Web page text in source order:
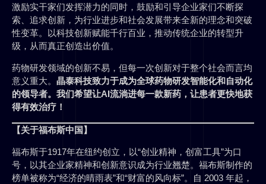
激励实干家们发挥潜力的同时，鼓励和引导企业家们不断探
索、追求创新，为行业进步和社会发展带来全新的理念和突破
性变革。以科技创新赋能千行百业，推动传统企业的转型升
级，从而真正创造出价值。
药物研发领域的创新不易，但每一次创新对于整个社会而言均
意义重大。 晶泰科技致力于成为全球药物研发智能化和自动化
的领导者。我们希望让AI流淌进每一款新药，让患者更快地获
得有效治疗！
【关于福布斯中国】
福布斯于1917年在纽约创立，以“创业精神，创富工具”为口
号，以其企业家精神和创新意识成为行业翘楚。福布斯制作的
榜单被称为“经济的晴雨表”和“财富的风向标”。自 2003 年起，